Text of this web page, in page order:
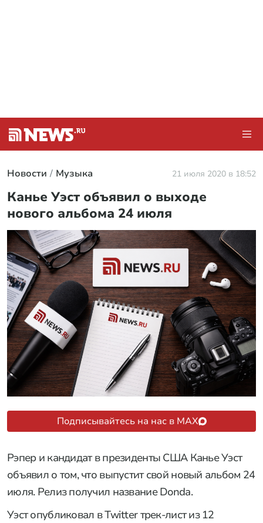
Новости Музыка 21 июля 2020 в 18:52
Канье Уэст объявил о выходе
нового альбома 24 июля
Подписывайтесь на нас в MAX
Рэпер и кандидат в президенты США Канье Уэст
объявил о том, что выпустит свой новый альбом 24
июля. Релиз получил название Donda.
Уэст опубликовал в Twitter трек-лист из 12